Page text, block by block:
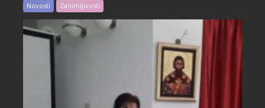
Novosti Zanimljivosti